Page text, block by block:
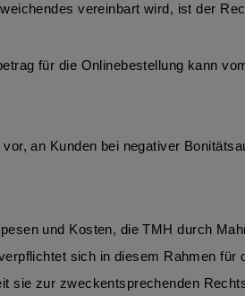
vereinbart wird, ist der
für die Onlinebestellung kann
an Kunden bei negativer
und Kosten, die TMH durch
sich in diesem Rahmen
sie zur zweckentsprechenden